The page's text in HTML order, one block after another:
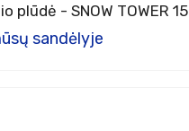
plūdė - SNOW TOWER 15
sandėlyje